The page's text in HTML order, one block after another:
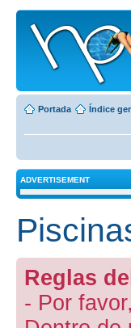
Portada Índice
ADVERTISEMENT
Reglas
- Por